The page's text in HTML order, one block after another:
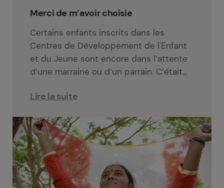
Merci de m’avoir choisie
Certains enfants inscrits dans les
Centres de Développement de l'Enfant
et du Jeune sont encore dans l’attente
d’une marraine ou d’un parrain. C’était…
Lire la suite